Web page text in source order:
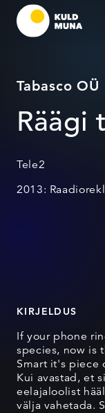
Tabasco OÜ
Räägi
Tele2
2013:
KIRJELDUS
If your phone
species, now is
Smart it's piece
Kui avastad, et
eelajaloolist
välja vahetada.